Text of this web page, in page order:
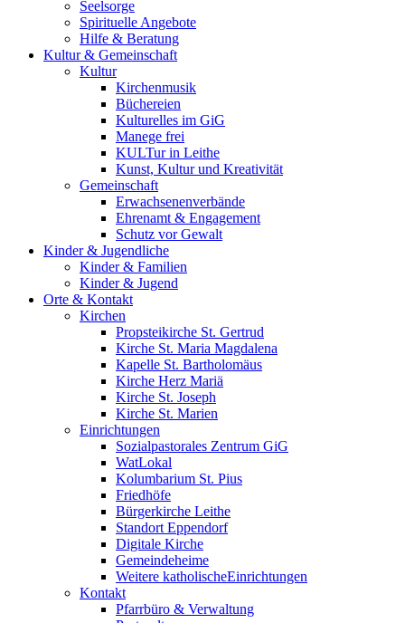
Seelsorge
Spirituelle Angebote
Hilfe & Beratung
Kultur & Gemeinschaft
Kultur
Kirchenmusik
Büchereien
Kulturelles im GiG
Manege frei
KULTur in Leithe
Kunst, Kultur und Kreativität
Gemeinschaft
Erwachsenenverbände
Ehrenamt & Engagement
Schutz vor Gewalt
Kinder & Jugendliche
Kinder & Familien
Kinder & Jugend
Orte & Kontakt
Kirchen
Propsteikirche St. Gertrud
Kirche St. Maria Magdalena
Kapelle St. Bartholomäus
Kirche Herz Mariä
Kirche St. Joseph
Kirche St. Marien
Einrichtungen
Sozialpastorales Zentrum GiG
WatLokal
Kolumbarium St. Pius
Friedhöfe
Bürgerkirche Leithe
Standort Eppendorf
Digitale Kirche
Gemeindeheime
Weitere katholische­­Einrichtungen
Kontakt
Pfarrbüro & Verwaltung